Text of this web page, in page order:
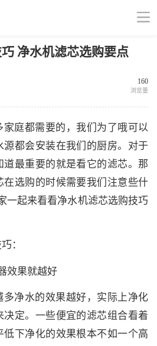
净水机滤芯选购要点
160
浏览量
家庭都需要的，我们为了哦可以
都会安装在我们的厨房。对于
道最重要的就是看它的滤芯。那
在选购的时候需要我们注意些什
一起来看看净水机滤芯选购技巧
：
效果就越好
多净水的效果越好，实际上净化
决定。一些便宜的滤芯组合看着
下净化的效果根本不如一个高